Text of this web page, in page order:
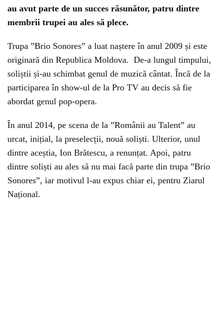
au avut parte de un succes răsunător, patru dintre
membrii trupei au ales să plece.
Trupa ”Brio Sonores” a luat naștere în anul 2009 și este
originară din Republica Moldova. De-a lungul timpului,
soliștii și-au schimbat genul de muzică cântat. Încă de la
participarea în show-ul de la Pro TV au decis să fie
abordat genul pop-opera.
În anul 2014, pe scena de la ”Românii au Talent” au
urcat, inițial, la preselecții, nouă soliști. Ulterior, unul
dintre aceștia, Ion Brătescu, a renunțat. Apoi, patru
dintre soliști au ales să nu mai facă parte din trupa ”Brio
Sonores”, iar motivul l-au expus chiar ei, pentru Ziarul
Național.